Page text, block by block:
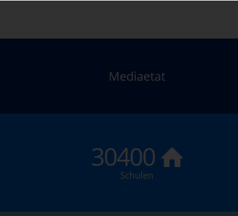
Mediaetat
30400
Schulen